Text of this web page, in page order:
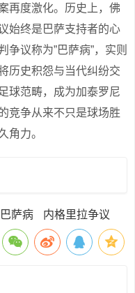
再度激化。历史上，佛
始终是巴萨支持者的心
议称为”巴萨病”，实则
历史积怨与当代纠纷交
球范畴，成为加泰罗尼
竞争从来不只是球场胜
角力。
巴萨病 内格里拉争议